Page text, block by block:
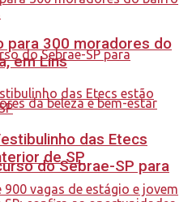
do Sebrae-SP para
para 300 moradores do
em Lins
das Etecs
de SP